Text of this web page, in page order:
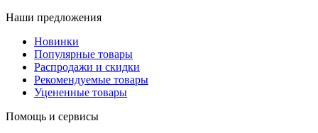
Наши предложения
Новинки
Популярные товары
Распродажи и скидки
Рекомендуемые товары
Уцененные товары
Помощь и сервисы